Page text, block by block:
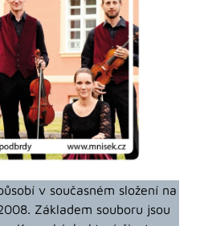
v současném složení na
Základem souboru jsou